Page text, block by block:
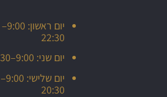
יום ראשון: 9:00–
22:30
יום שני: 9:00–20:30
יום שלישי: 9:00–
20:30